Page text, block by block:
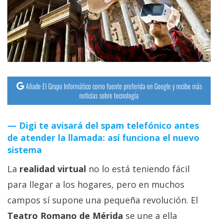
Operadores
Trucos
Tutoriales
Sistemas
operativos
Profesional
+
Añade El Grupo Informático como fuente preferida en Google y recibe más
noticias sobre tecnología
Digi te avisará del spam telefónico antes
de atender la llamada: así funciona el nuevo
sistema
La realidad virtual no lo está teniendo fácil
para llegar a los hogares, pero en muchos
campos sí supone una pequeña revolución. El
Teatro Romano de Mérida se une a ella